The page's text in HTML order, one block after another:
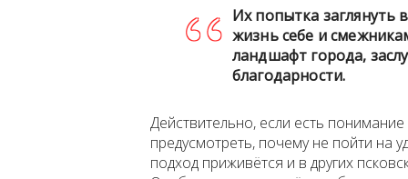
Их попытка заглянуть
жизнь себе и
ландшафт города,
благодарности.
Действительно, если есть
предусмотреть, почему не пойти на
подход приживётся и в других